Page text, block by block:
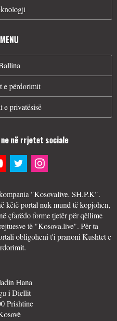
MENU
e përdorimit
e privatësisë
ne në rrjetet sociale
"Kosovalive. SH.P.K".
këtë portal nuk mund të kopjohen,
çfarëdo forme tjetër për qëllime
të "Kosova.live". Për ta
obligoheni t'i pranoni Kushtet e
Hana
i Diellit
Prishtine